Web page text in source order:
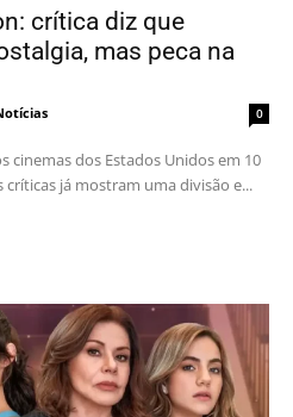
crítica diz que
mas peca na
0
cinemas dos Estados Unidos em 10
críticas já mostram uma divisão e...